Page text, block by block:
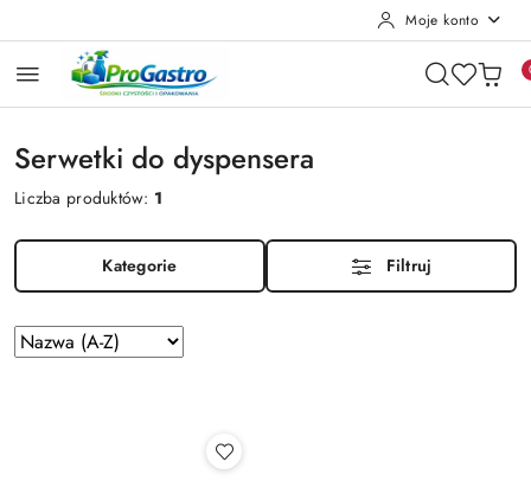
Moje konto
Serwetki do dyspensera
Liczba produktów: 1
Kategorie Filtruj
Zastosowano
sortowanie:
Sortuj
według